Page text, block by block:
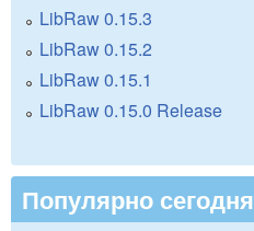
LibRaw 0.15.3
LibRaw 0.15.2
LibRaw 0.15.1
LibRaw 0.15.0 Release
Популярно сегодня